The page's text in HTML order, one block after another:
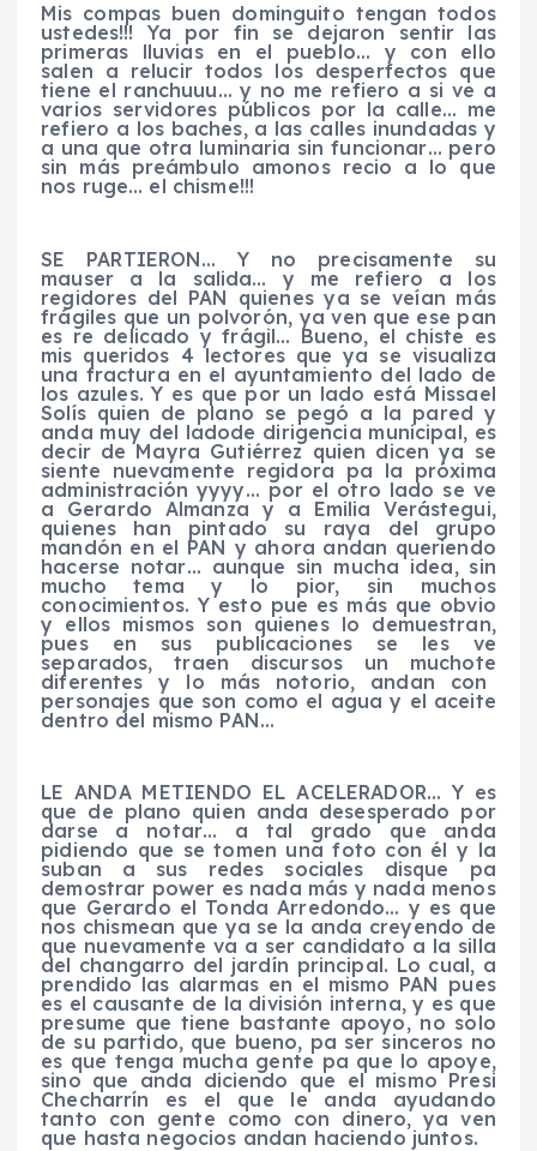
Mis compas buen dominguito tengan todos
ustedes!!!
Ya por fin se dejaron sentir las
primeras lluvias en el pueblo… y con ello
salen a relucir todos los desperfectos que
tiene el ranchuuu… y no me refiero a si ve a
varios servidores públicos por la calle… me
refiero a los baches, a las calles inundadas y
a una que otra luminaria sin funcionar… pero
sin más preámbulo amonosrecio a lo que
nos ruge… el chisme!!!
SE PARTIERON… Y no precisamente su
mausera la salida… y me refiero a los
regidores del PAN quienes ya se veían más
frágiles que un polvorón, ya ven que ese pan
es re delicado y frágil… Bueno, el chiste es
mis queridos 4 lectores que ya se visualiza
una fractura en el ayuntamiento del lado de
los azules. Y es que por un lado está Missael
Solís quien de plano se pegó a la pared y
anda muy del ladode dirigencia municipal, es
decir de Mayra Gutiérrez quien dicen ya se
siente nuevamente regidora pa la próxima
administraciónyyyy… por el otro lado se ve
a Gerardo Almanza y a Emilia Verástegui,
quienes han pintado su raya del grupo
mandón en el PAN y ahora andan queriendo
hacerse notar… aunque sin mucha idea, sin
mucho tema y lo pior, sin muchos
conocimientos. Y esto pue es más que obvio
y ellos mismos son quienes lo demuestran,
pues en sus publicaciones se les ve
separados, traen discursos un muchote
diferentes y lo más notorio, andan con
personajes que son como el agua y el aceite
dentro del mismo PAN…
LE ANDA METIENDO EL ACELERADOR… Y es
que de plano quien anda desesperado por
darse a notar… a tal grado que anda
pidiendo que se tomen una foto con él y la
suban a sus redes sociales disque pa
demostrar power es nada más y nada menos
que Gerardo el Tonda Arredondo… y es que
nos chismean que ya se la anda creyendo de
que nuevamente va a ser candidato a la silla
del changarro del jardín principal. Lo cual, a
prendido las alarmas en el mismo PAN pues
es el causante de la división interna, y es que
presume que tiene bastante apoyo, no solo
de su partido, que bueno, pa ser sinceros no
es que tenga mucha gente pa que lo apoye,
sino que anda diciendo que el mismo Presi
Checharrín es el que le anda ayudando
tanto con gente como con dinero, ya ven
que hasta negocios andan haciendo juntos.